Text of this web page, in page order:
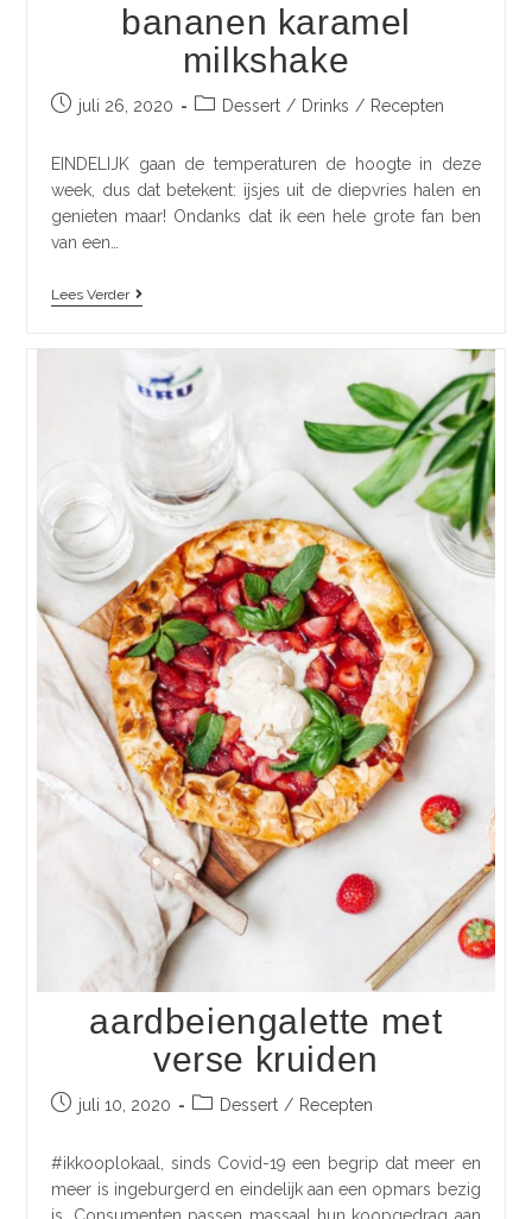
bananen karamel
milkshake
juli 26, 2020 Dessert / Drinks / Recepten
EINDELIJK gaan de temperaturen de hoogte in deze
week, dus dat betekent: ijsjes uit de diepvries halen en
genieten maar! Ondanks dat ik een hele grote fan ben
van een…
Lees Verder
aardbeiengalette met
verse kruiden
juli 10, 2020 Dessert / Recepten
#ikkooplokaal, sinds Covid-19 een begrip dat meer en
meer is ingeburgerd en eindelijk aan een opmars bezig